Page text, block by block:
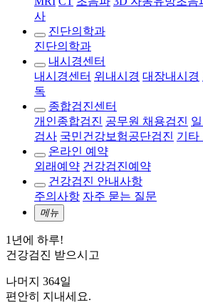
사
진단의학과
진단의학과
내시경센터
내시경센터 위내시경 대장내시경
독
종합검진센터
개인종합검진 공무원 채용검진
검사 국민건강보험공단검진 기타
온라인 예약
외래예약 건강검진예약
건강검진 안내사항
주의사항 자주 묻는 질문
메뉴
1년에 하루!
건강검진 받으시고
나머지 364일
편안히 지내세요.